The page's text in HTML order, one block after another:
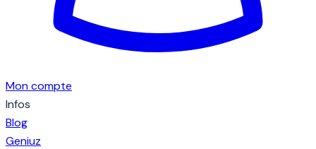
Mon compte
Infos
Blog
Geniuz